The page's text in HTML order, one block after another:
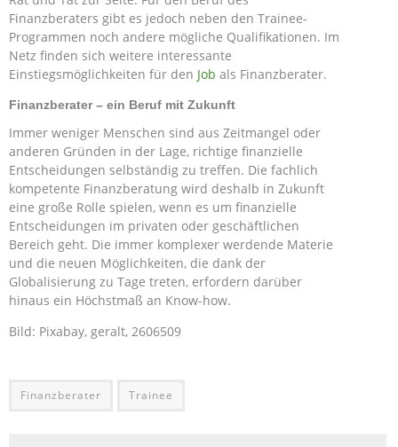
Finanzberaters gibt es jedoch neben den Trainee-
Programmen noch andere mögliche Qualifikationen. Im
Netz finden sich weitere interessante
Einstiegsmöglichkeiten für den Job als Finanzberater.
Finanzberater – ein Beruf mit Zukunft
Immer weniger Menschen sind aus Zeitmangel oder
anderen Gründen in der Lage, richtige finanzielle
Entscheidungen selbständig zu treffen. Die fachlich
kompetente Finanzberatung wird deshalb in Zukunft
eine große Rolle spielen, wenn es um finanzielle
Entscheidungen im privaten oder geschäftlichen
Bereich geht. Die immer komplexer werdende Materie
und die neuen Möglichkeiten, die dank der
Globalisierung zu Tage treten, erfordern darüber
hinaus ein Höchstmaß an Know-how.
Bild: Pixabay, geralt, 2606509
Finanzberater Trainee